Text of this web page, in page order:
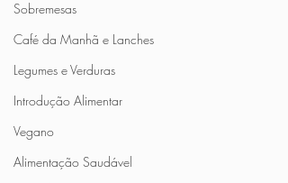
Sobremesas
Café da Manhã e Lanches
Legumes e Verduras
Introdução Alimentar
Vegano
Alimentação Saudável